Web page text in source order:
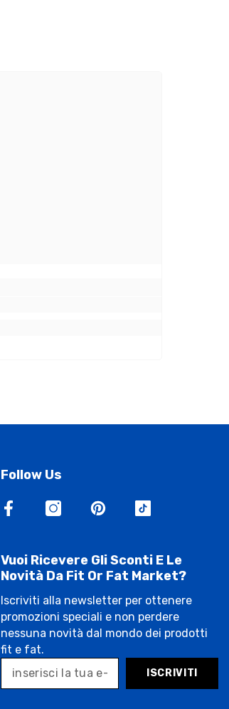
Follow Us
Vuoi Ricevere Gli Sconti E Le
Novità Da Fit Or Fat Market?
Iscriviti alla newsletter per ottenere
promozioni speciali e non perdere
nessuna novità dal mondo dei prodotti
fit e fat.
ISCRIVITI